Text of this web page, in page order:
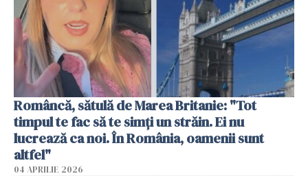
Româncă, sătulă de Marea Britanie: "Tot
timpul te fac să te simți un străin. Ei nu
lucrează ca noi. În România, oamenii sunt
altfel"
04 APRILIE 2026